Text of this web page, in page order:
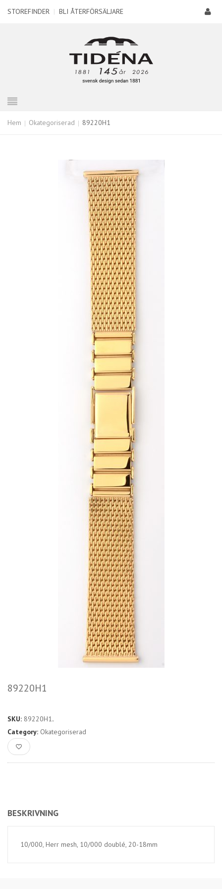
STOREFINDER | BLI ÅTERFÖRSÄLJARE
Hem Okategoriserad 89220H1
89220H1
SKU: 89220H1.
Category: Okategoriserad
BESKRIVNING
10/000, Herr mesh, 10/000 doublé, 20-18mm